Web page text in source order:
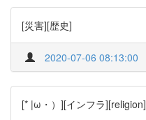
[災害][歴史]
2020-07-06 08:13:00
[* |ω・）][インフラ][religion]